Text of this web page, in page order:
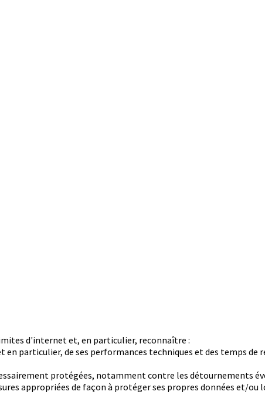
d'internet et, en particulier, reconnaître :
en particulier, de ses performances techniques et des temps
protégées, notamment contre les détournements
appropriées de façon à protéger ses propres données et/ou